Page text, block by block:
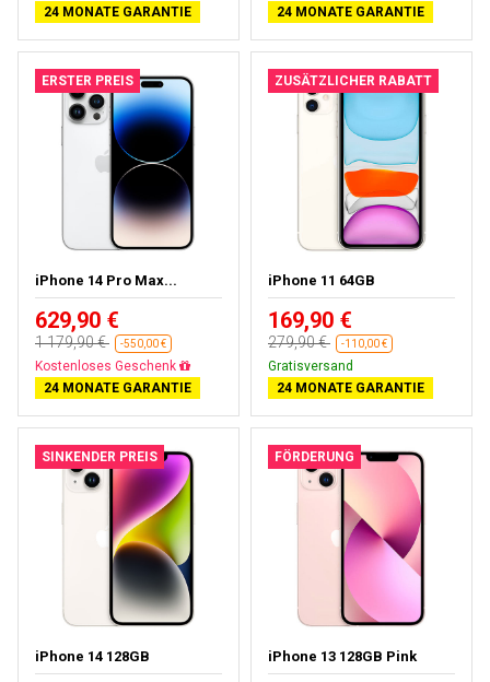
24 MONATE GARANTIE 24 MONATE GARANTIE
ERSTER PREIS
iPhone 14 Pro Max...
629,90 €
1 179,90 € -550,00 €
Gratisversand
24 MONATE GARANTIE
ZUSÄTZLICHER RABATT
iPhone 11 64GB
169,90 €
279,90 € -110,00 €
Gratisversand
24 MONATE GARANTIE
SINKENDER PREIS
iPhone 14 128GB
FÖRDERUNG
iPhone 13 128GB Pink